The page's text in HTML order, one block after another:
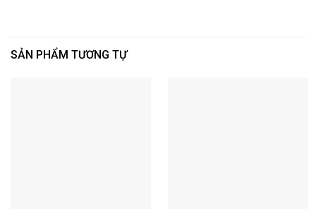
SẢN PHẨM TƯƠNG TỰ